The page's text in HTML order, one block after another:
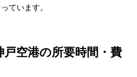
ています。
空港の所要時間・費